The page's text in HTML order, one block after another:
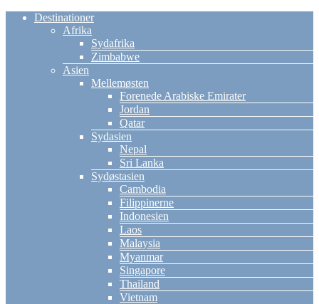
Destinationer
Afrika
Sydafrika
Zimbabwe
Asien
Mellemøsten
Forenede Arabiske Emirater
Jordan
Qatar
Sydasien
Nepal
Sri Lanka
Sydøstasien
Cambodia
Filippinerne
Indonesien
Laos
Malaysia
Myanmar
Singapore
Thailand
Vietnam